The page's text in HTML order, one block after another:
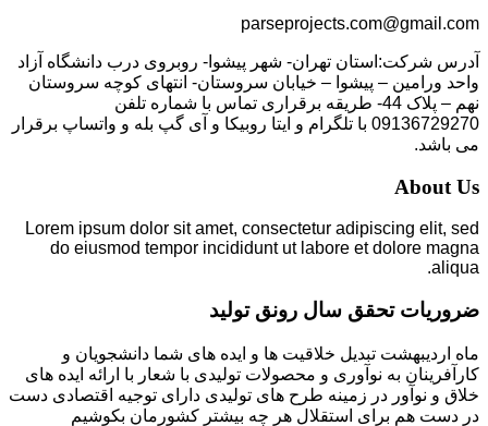
parseprojects.com@gmail.com
آدرس شرکت:استان تهران- شهر پیشوا- روبروی درب دانشگاه آزاد
واحد ورامین – پیشوا – خیابان سروستان- انتهای کوچه سروستان
نهم – پلاک 44- طریقه برقراری تماس با شماره تلفن
09136729270 با تلگرام و ایتا روبیکا و آی گپ بله و واتساپ برقرار
می باشد.
About Us
Lorem ipsum dolor sit amet, consectetur adipiscing elit, sed
do eiusmod tempor incididunt ut labore et dolore magna
aliqua.
ضروریات تحقق سال رونق تولید
ماه اردیبهشت تبدیل خلاقیت ها و ایده های شما دانشجویان و
کارآفرینان به نوآوری و محصولات تولیدی با شعار با ارائه ایده های
خلاق و نوآور در زمینه طرح های تولیدی دارای توجیه اقتصادی دست
در دست هم برای استقلال هر چه بیشتر کشورمان بکوشیم